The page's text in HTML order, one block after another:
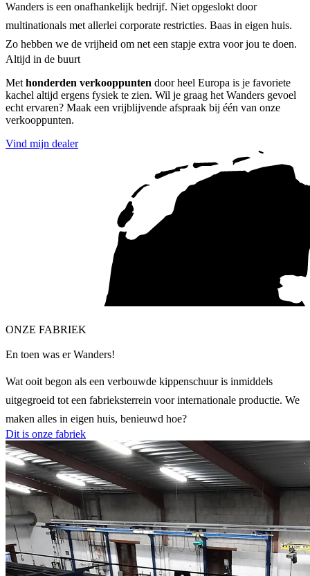
Wanders is een onafhankelijk bedrijf. Niet opgeslokt door
multinationals met allerlei corporate restricties. Baas in eigen huis.
Zo hebben we de vrijheid om net een stapje extra voor jou te doen.
Altijd in de buurt
Met honderden verkooppunten door heel Europa is je favoriete
kachel altijd ergens fysiek te zien. Wil je graag het Wanders gevoel
echt ervaren? Maak een vrijblijvende afspraak bij één van onze
verkooppunten.
Vind mijn dealer
ONZE FABRIEK
En toen was er Wanders!
Wat ooit begon als een verbouwde kippenschuur is inmiddels
uitgegroeid tot een fabrieksterrein voor internationale productie. We
maken alles in eigen huis, benieuwd hoe?
Dit is onze fabriek